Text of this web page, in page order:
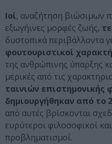
Ιοί, αναζήτηση βιώσιμων
εξωγήινες μορφές ζωής,
δυστοπικά περιβάλλοντα
φουτουριστικοί
της ανθρώπινης ύπαρξης
μερικές από τις
ταινιών επιστημονικής
δημιουργήθηκαν από το
από αυτές βρίσκονται
ευρύτεροι φιλοσοφικοί
προβληματισμοί.